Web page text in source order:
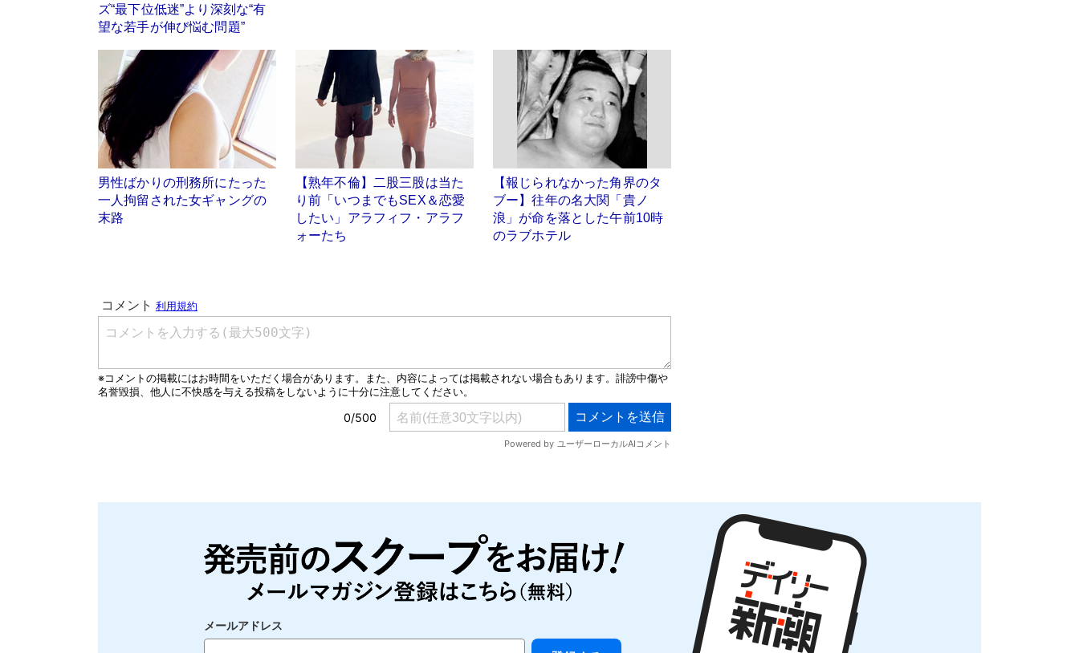
ズ“最下位低迷”より深刻な“有
望な若手が伸び悩む問題”
男性ばかりの刑務所にたった
一人拘留された女ギャングの
末路
【熟年不倫】二股三股は当た
り前「いつまでもSEX＆恋愛
したい」アラフィフ・アラフ
ォーたち
【報じられなかった角界のタ
ブー】往年の名大関「貴ノ
浪」が命を落とした午前10時
のラブホテル
メールアドレス